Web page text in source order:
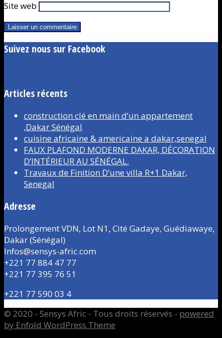
Site web
Suivez nous sur Facebook
Articles récents
construction clé en main d’un appartement
,Dakar Sénégal
cuisine africaine & americaine a dakar,senegal
FAUX PLAFOND MODERNE DAKAR, DÉCORATION
D’INTÉRIEUR AU SÉNÉGAL.
Travaux de Finition D’une villa R+1 Dakar,
Senegal
Adresse
Prolongement VDN, Lot N1, Cité Gadaye, Guédiawaye,
Dakar (Sénégal)
Infos@sensys-afric.com
+221 77 884 47 77
+221 77 395 76 51
+221 77 590 03 4
© 2020 - Sensys Afric - Tous droits réservés - powered
by Enfold WordPress Theme